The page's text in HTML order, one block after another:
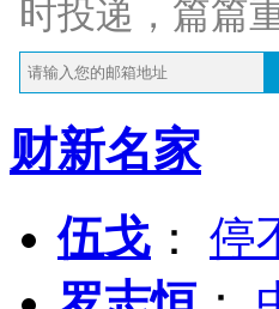
时投递，篇篇
财新名家
伍戈 ： 停